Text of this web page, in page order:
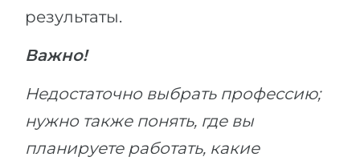
результаты.
Важно!
Недостаточно выбрать профессию;
нужно также понять, где вы
планируете работать, какие